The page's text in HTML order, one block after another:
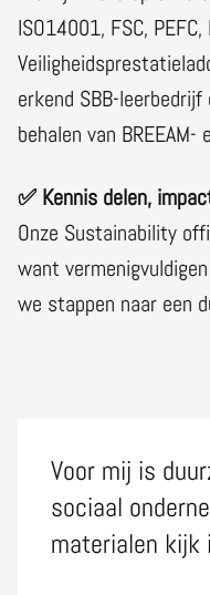
ISO14001, FSC,
erkend SBB-
behalen van
✅ Kennis delen,
Onze Sustainability
want
we stappen naar een
Voor mij is
sociaal
materialen kijk